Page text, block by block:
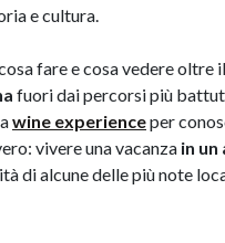
e cultura.
fare e cosa vedere
fuori dai percorsi più
wine experienceper
vivere una vacanza in
di alcune delle più note